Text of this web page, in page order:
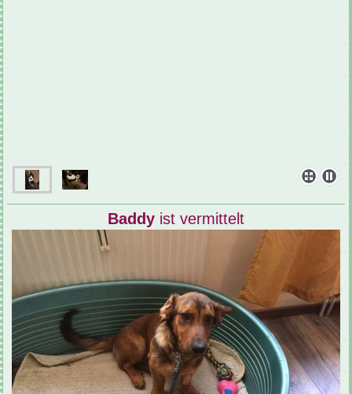
Baddyist vermittelt